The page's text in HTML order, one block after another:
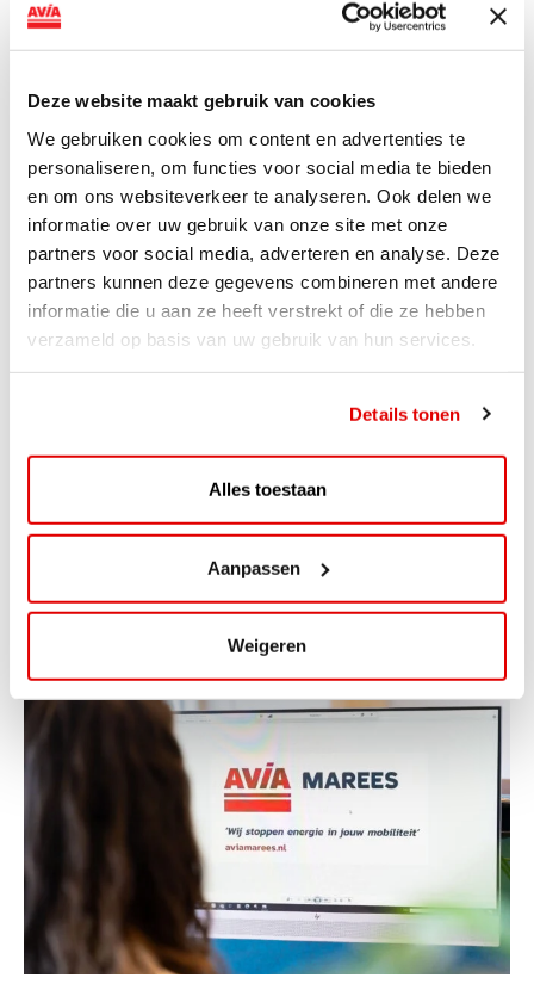
Deze website maakt gebruik van cookies
We gebruiken cookies om content en advertenties te
personaliseren, om functies voor social media te bieden
en om ons websiteverkeer te analyseren. Ook delen we
informatie over uw gebruik van onze site met onze
partners voor social media, adverteren en analyse. Deze
partners kunnen deze gegevens combineren met andere
informatie die u aan ze heeft verstrekt of die ze hebben
verzameld op basis van uw gebruik van hun services.
Details tonen
Alles toestaan
Aanpassen
Weigeren
van DC-snellaadinfrastructuur AVIA VOLT en...
ViaAVIA Super Deal: 20% korting bij
ViaLuxury Hotels
ViaAVIA Super Deal: €25 korting bij ViaLuxury Hotels
Toe aan een ontspannen nachtje...